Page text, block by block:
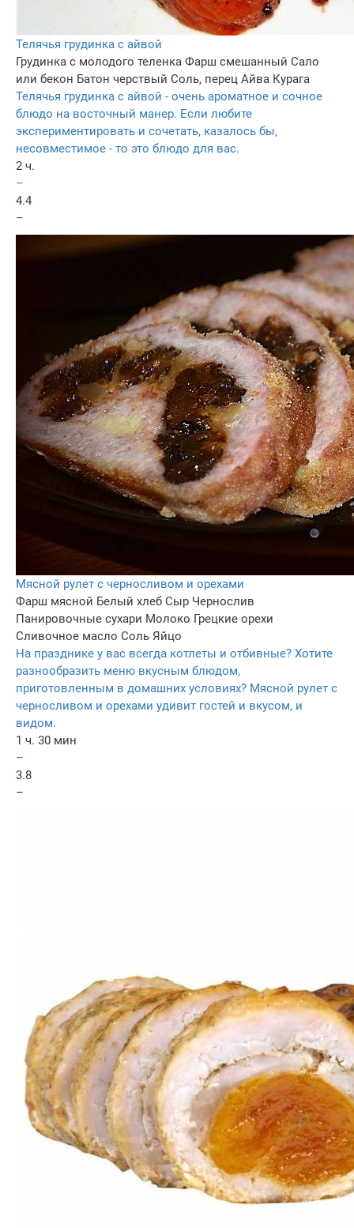
Телячья грудинка с айвой
Грудинка с молодого теленка Фарш смешанный Сало
или бекон Батон черствый Соль, перец Айва Курага
Телячья грудинка с айвой - очень ароматное и сочное
блюдо на восточный манер. Если любите
экспериментировать и сочетать, казалось бы,
несовместимое - то это блюдо для вас.
2 ч.
–
4.4
–
Мясной рулет с черносливом и орехами
Фарш мясной Белый хлеб Сыр Чернослив
Панировочные сухари Молоко Грецкие орехи
Сливочное масло Соль Яйцо
На празднике у вас всегда котлеты и отбивные? Хотите
разнообразить меню вкусным блюдом,
приготовленным в домашних условиях? Мясной рулет с
черносливом и орехами удивит гостей и вкусом, и
видом.
1 ч. 30 мин
–
3.8
–